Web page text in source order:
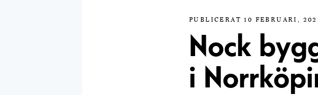
PUBLICERAT 10 FEBRUARI,
Nock
i